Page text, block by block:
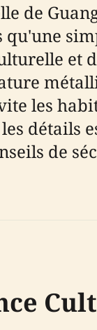
de
et
les
détails
de